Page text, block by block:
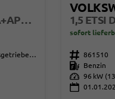
TREND LIMITED DSG+ACC+KAMERA+APP+KLIMA+LED+17" LM
Doppelkupplungsgetriebe (DSG)
1,5 ETSI
sofort
Fahrzeugnr. 861510
Kraftstoff
Benzin
Leistung 96 kW